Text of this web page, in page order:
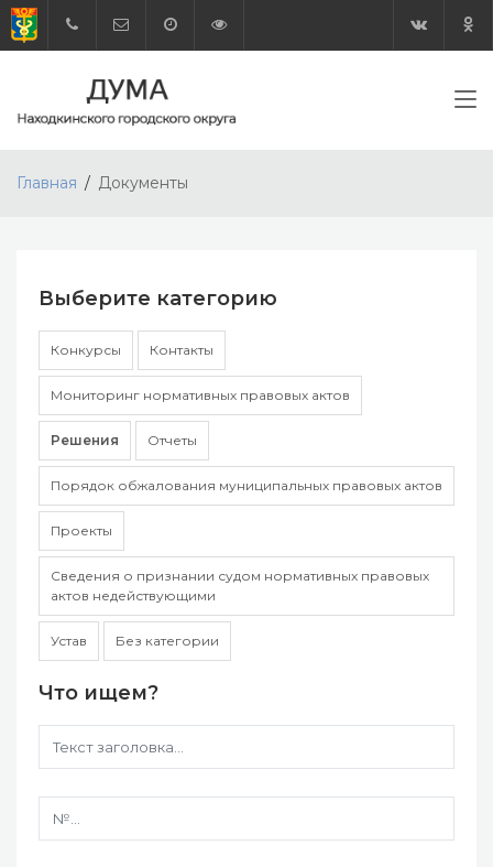
Главная Документы
Выберите категорию
Конкурсы Контакты
Мониторинг нормативных правовых актов
Решения Отчеты
Порядок обжалования муниципальных правовых актов
Проекты
Сведения о признании судом нормативных правовых
актов недействующими
Устав Без категории
Что ищем?